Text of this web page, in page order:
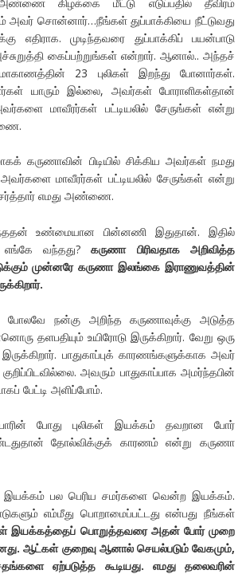
அவர் சொன்னார்…நீங்கள் துப்பாக்கியை நீட்டுவது
எதிராக. முடிந்தவரை துப்பாக்கிப் பயன்பாடு
கைப்பற்றுங்கள் என்றார். ஆனால்.. அந்தச்
23 புலிகள் இறந்து போனார்கள்.
யாரும் இல்லை, அவர்கள் போராளிகள்தான்
மாவீரர்கள் பட்டியலில் சேருங்கள் என்று
கருணாவின் பிடியில் சிக்கிய அவர்கள் நமது
மாவீரர்கள் பட்டியலில் சேருங்கள் என்று
எமது அண்ணை.
உண்மையான பின்னணி இதுதான். இதில்
வந்தது?கருணா பிரிவதாக அறிவித்த
முன்னரே கருணா இலங்கை இராணுவத்தின்
நன்கு அறிந்த கருணாவுக்கு அடுத்த
தளபதியும் உயிரோடு இருக்கிறார். வேறு ஒரு
பாதுகாப்புக் காரணங்களுக்காக அவர்
அவரும் பாதுகாப்பாக அமர்ந்தபின்
பேட்டி அளிப்போம்.
போது புலிகள் இயக்கம் தவறான போர்
தோல்விக்குக் காரணம் என்று கருணா
இயக்கம் பல பெரிய சமர்களை வென்ற இயக்கம்.
எம்மீது பொறாமைப்பட்டது என்பது நீங்கள்
இயக்கத்தைப் பொறுத்தவரை அதன் போர் முறை
ஆட்கள் குறைவு ஆனால் செயல்படும் வேகமும்,
ஏற்படுத்த கூடியது. எமது தலைவரின்